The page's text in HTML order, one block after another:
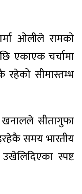
ओलीले रामको
एकाएक चर्चामा
रहेको सीमास्तम्भ
खनालले सीतागुफा
समय भारतीय
स्पष्ट